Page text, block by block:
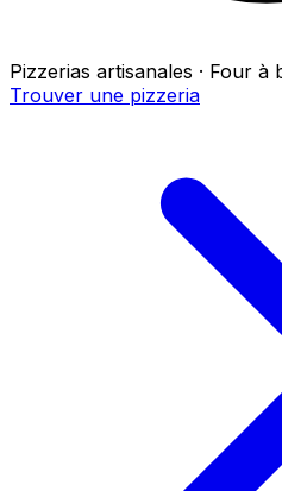
Pizzerias artisanales · Four à
Trouver une pizzeria